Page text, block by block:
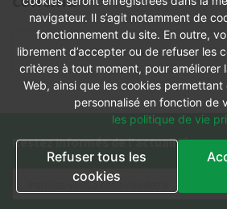
Restez informés de l'actualité en
navigateur. Il s’agit notamment de
fonctionnement du site. En outre,
librement d’accepter ou de refuser les
critères à tout moment, pour améliorer
Web, ainsi que les cookies permettant
personnalisé en fonction de
les politique de vie
Refuser tous les
cookies